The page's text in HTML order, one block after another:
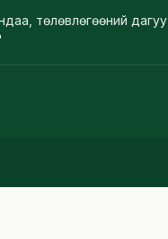
төлөвлөгөөний дагуу